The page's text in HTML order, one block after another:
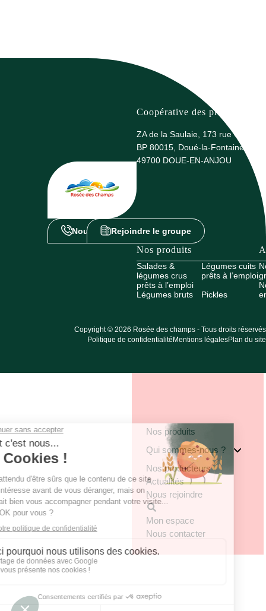
Nous contacterRejoindre le groupe
Coopérative des producteurs
ZA de la Saulaie, 173 rue G. Eiffel
BP 80015, Doué-la-Fontaine
49700 DOUE-EN-ANJOU
Nos produits
Salades &
légumes crus
prêts à l’emploi
Légumes cuits
prêts à l’emploi
Légumes bruts
Pickles
Copyright © 2026 Rosée des champs - Tous droits réservés
Politique de confidentialité Mentions légalesPlan du site
Nos produits
Qui sommes-nous ?
Notre groupe
Nos engagements
Notre implantation
Nos producteurs
Actualités
Nous rejoindre
Mon espace
Nous contacter